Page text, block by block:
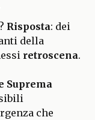
Risposta: dei
della
retroscena.
Suprema
che